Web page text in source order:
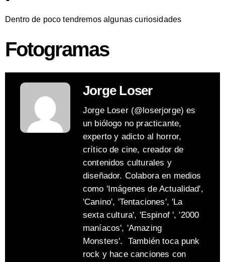
Dentro de poco tendremos algunas curiosidades
Fotogramas
Jorge Loser
Jorge Loser (@loserjorge) es
un biólogo no practicante,
experto y adicto al horror,
crítico de cine, creador de
contenidos culturales y
diseñador. Colabora en medios
como 'Imágenes de Actualidad',
'Canino', 'Tentaciones', 'La
sexta cultura', 'Espinof ', '2000
maníacos', 'Amazing
Monsters'. También toca punk
rock y hace canciones con